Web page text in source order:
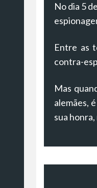
No dia 5
Entre as
contra-
Mas
alemães,
sua honra,